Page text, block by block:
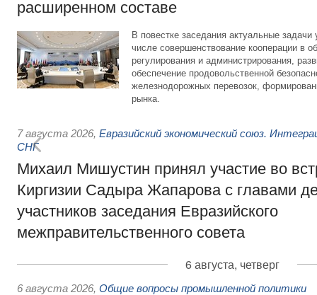
расширенном составе
В повестке заседания актуальные задачи
числе совершенствование кооперации в
регулирования и администрирования,
обеспечение продовольственной
железнодорожных перевозок,
рынка.
7 августа 2026, Евразийский экономический союз.
СНГ
Михаил Мишустин принял участие во
Киргизии Садыра Жапарова с главами
участников заседания Евразийского
межправительственного совета
6 августа, четверг
6 августа 2026, Общие вопросы промышленной политики